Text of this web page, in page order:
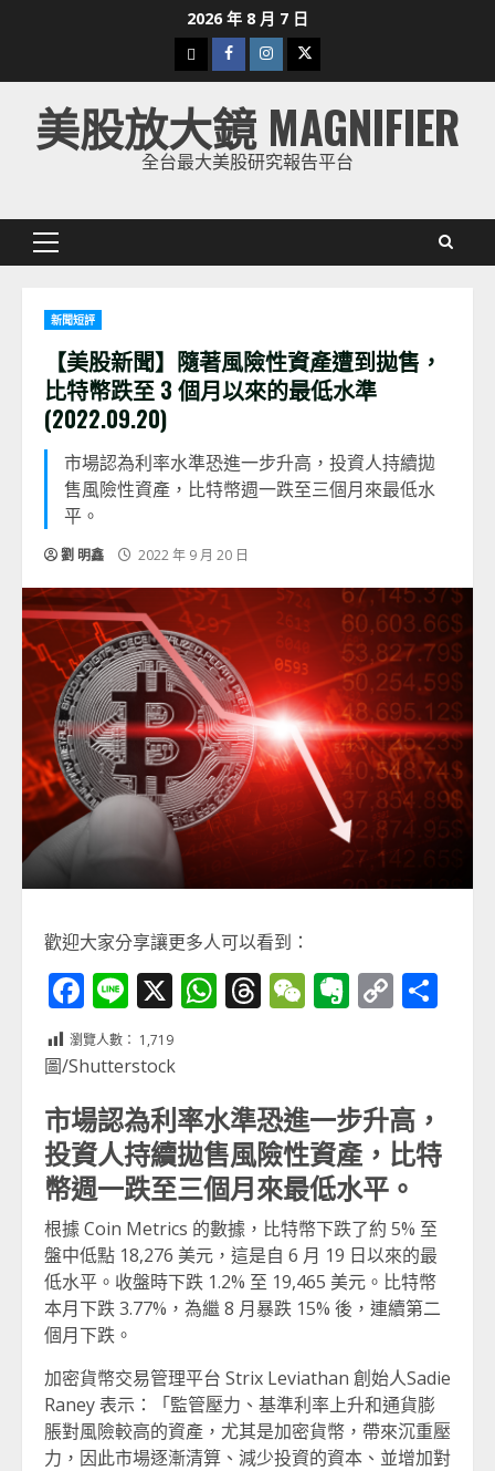
2026 年 8 月 7 日
下
載
美
股
Facebook
Instagram
Twitter
美股放大鏡 MAGNIFIER
全台最大美股研究報告平台
Primary
新聞短評
【美股新聞】隨著風險性資產遭到拋售，
比特幣跌至 3 個月以來的最低水準
(2022.09.20)
市場認為利率水準恐進一步升高，投資人持續拋
售風險性資產，比特幣週一跌至三個月來最低水
平。
劉 明鑫 2022 年 9 月 20 日
歡迎大家分享讓更多人可以看到：
Facebook
Line
X WhatsApp
Threads
WeChat
Evernote
Copy
瀏覽人數： 1,719
圖/Shutterstock
市場認為利率水準恐進一步升高，
投資人持續拋售風險性資產，比特
幣週一跌至三個月來最低水平。
根據 Coin Metrics 的數據，比特幣下跌了約 5% 至
盤中低點 18,276 美元，這是自 6 月 19 日以來的最
低水平。收盤時下跌 1.2% 至 19,465 美元。比特幣
本月下跌 3.77%，為繼 8 月暴跌 15% 後，連續第二
個月下跌。
加密貨幣交易管理平台 Strix Leviathan 創始人Sadie
Raney 表示：「監管壓力、基準利率上升和通貨膨
脹對風險較高的資產，尤其是加密貨幣，帶來沉重壓
力，因此市場逐漸清算、減少投資的資本、並增加對